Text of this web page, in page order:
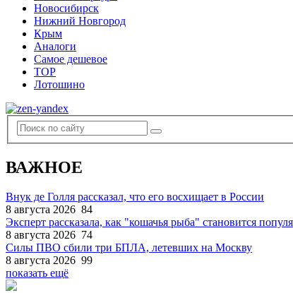
Новосибирск
Нижний Новгород
Крым
Аналоги
Самое дешевое
TOP
Лотошино
ВАЖНОЕ
Внук де Голля рассказал, что его восхищает в России
8 августа 2026 84
Эксперт рассказала, как "кошачья рыба" становится
8 августа 2026 74
Силы ПВО сбили три БПЛА, летевших на Москву
8 августа 2026 99
показать ещё